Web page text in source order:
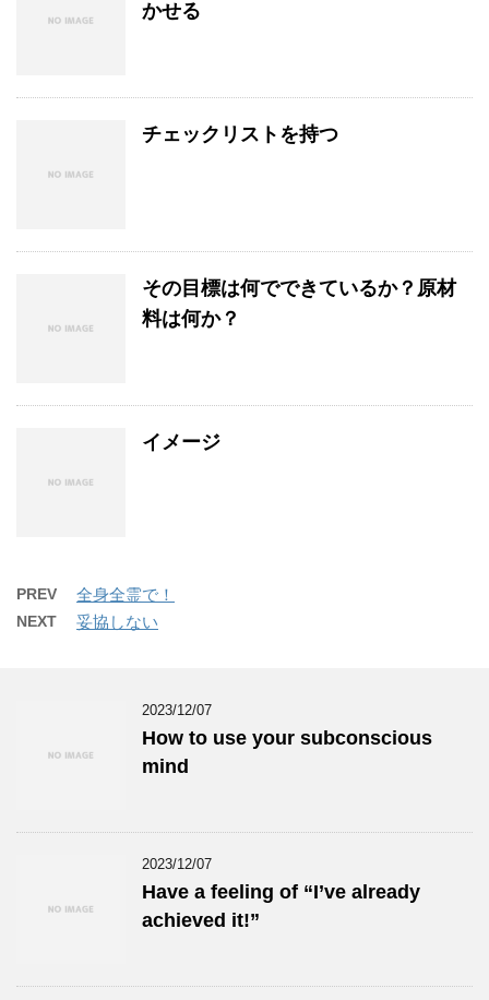
かせる
チェックリストを持つ
その目標は何でできているか？原材
料は何か？
イメージ
PREV 全身全霊で！
NEXT 妥協しない
2023/12/07
How to use your subconscious
mind
2023/12/07
Have a feeling of “I’ve already
achieved it!”